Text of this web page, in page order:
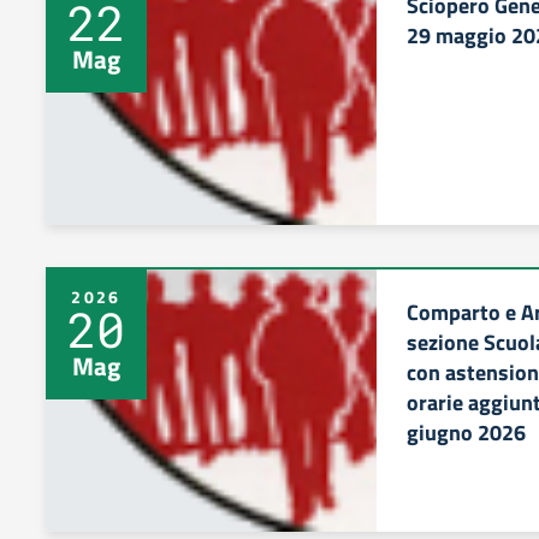
22
Mag
29 maggio
2026
20
Mag
Comparto e
sezione
con
orarie
giugno 2026